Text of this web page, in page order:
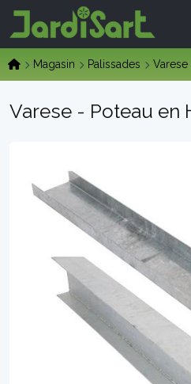
Magasin Palissades Varese
Varese - Poteau en